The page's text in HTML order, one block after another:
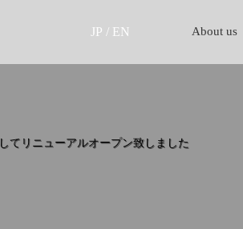
JP / EN About us
てリニューアルオープン致しました